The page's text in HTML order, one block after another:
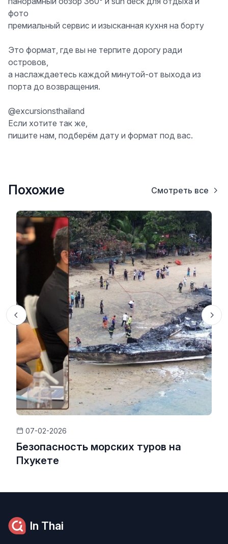
фото
премиальный сервис и изысканная кухня на борту
Это формат, где вы не терпите дорогу ради
островов,
а наслаждаетесь каждой минутой-от выхода из
порта до возвращения.
@excursionsthailand
Если хотите так же,
пишите нам, подберём дату и формат под вас.
Похожие Смотреть все
07-02-2026
Безопасность морских туров на
Пхукете
In Thai